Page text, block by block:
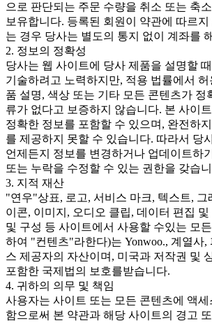
으로 판단되는 주문 수량을 취소 또는 축
보유합니다. 등록된 회원이 약관에 따르
는 경우 당사는 별도의 통지 없이 계좌를
2. 정보의 정확성
당사는 웹 사이트에 당사 제품을 설명할
기술하려고 노력하지만, 적용 법률에서 허
품 설명, 색상 또는 기타 모든 콘텐츠가 정
류가 없다고 보증하지 않습니다. 본 사이
정확한 정보를 포함할 수 있으며, 완전하
를 제공하지 못할 수 있습니다. 따라서 당
언제든지 정보를 변경하거나 업데이트하
또는 누락을 수정할 수 있는 권한을 갖습
3. 지적 재산
"연우"상표, 로고, 서비스 마크, 텍스트, 그
이콘, 이미지, 오디오 클립, 데이터 편집
및 구성 등 사이트에서 사용할 수있는 모
하여 "컨텐츠"라한다)는 Yonwoo., 계열사,
스 제공자의 자산이며, 미국과 저작권 및
포함한 국제법의 보호를받습니다.
4. 귀하의 의무 및 책임
사용자는 사이트 또는 모든 콘텐츠에 액
함으로써 본 약관과 해당 사이트의 경고